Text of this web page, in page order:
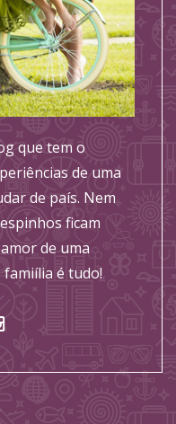
que tem o
de uma
de país. Nem
ficam
de uma
é tudo!